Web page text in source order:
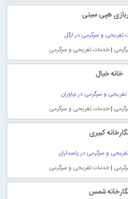
هپی سیتی
تفریحی و سرگرمی در ازگل
|خدمات تفریحی و سرگرمی
خانه خیال
و سرگرمی در نیاوران
|خدمات تفریحی و سرگرمی
كبيرى
و سرگرمی در پاسداران
|خدمات تفریحی و سرگرمی
شمس